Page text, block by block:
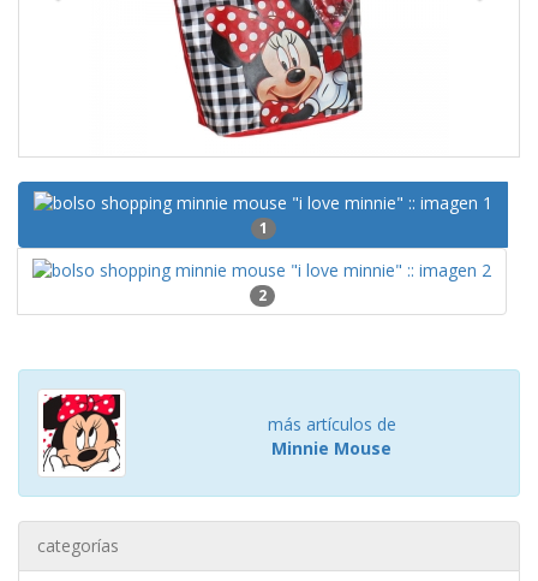
1
2
más artículos de
Minnie Mouse
categorías